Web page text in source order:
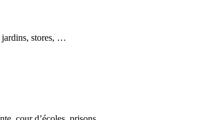
jardins, stores, …